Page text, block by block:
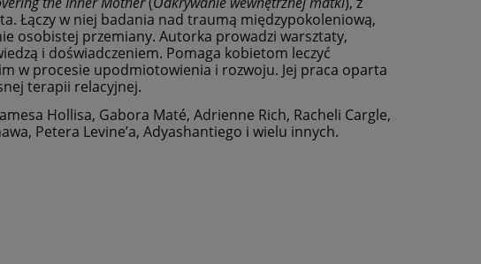
Łączy w niej badania nad traumą międzypokoleniową,
osobistej przemiany. Autorka prowadzi warsztaty,
i doświadczeniem. Pomaga kobietom leczyć
w procesie upodmiotowienia i rozwoju. Jej praca oparta
terapii relacyjnej.
Hollisa, Gabora Maté, Adrienne Rich, Racheli Cargle,
Petera Levine’a, Adyashantiego i wielu innych.